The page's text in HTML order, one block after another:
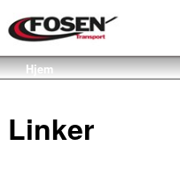
Hjem
Linker